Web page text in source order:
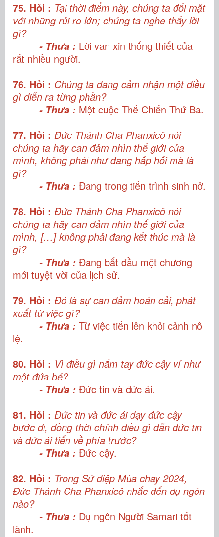
75. Hỏi : Tại thời điểm này, chúng ta đối mặt
với những rủi ro lớn; chúng ta nghe thấy lời
gì?
- Thưa : Lời van xin thống thiết của
rất nhiều người.
76. Hỏi : Chúng ta đang cảm nhận một điều
gì diễn ra từng phần?
- Thưa : Một cuộc Thế Chiến Thứ Ba.
77. Hỏi : Đức Thánh Cha Phanxicô nói
chúng ta hãy can đảm nhìn thế giới của
mình, không phải như đang hấp hối mà là
gì?
- Thưa : Đang trong tiến trình sinh nở.
78. Hỏi : Đức Thánh Cha Phanxicô nói
chúng ta hãy can đảm nhìn thế giới của
mình, […] không phải đang kết thúc mà là
gì?
- Thưa : Đang bắt đầu một chương
mới tuyệt vời của lịch sử.
79. Hỏi : Đó là sự can đảm hoán cải, phát
xuất từ việc gì?
- Thưa : Từ việc tiến lên khỏi cảnh nô
lệ.
80. Hỏi : Vì điều gì nắm tay đức cậy ví như
một đứa bé?
- Thưa : Đức tin và đức ái.
81. Hỏi : Đức tin và đức ái dạy đức cậy
bước đi, đồng thời chính điều gì dẫn đức tin
và đức ái tiến về phía trước?
- Thưa : Đức cậy.
82. Hỏi : Trong Sứ điệp Mùa chay 2024,
Đức Thánh Cha Phanxicô nhắc đến dụ ngôn
nào?
- Thưa : Dụ ngôn Người Samari tốt
lành.